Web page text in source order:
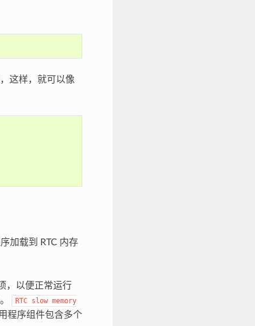
这样，就可以像
加载到 RTC 内存
，以便正常运行
RTC slow memory
程序组件包含多个